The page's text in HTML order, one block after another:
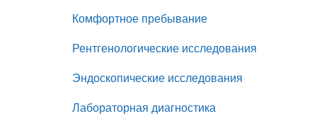
Комфортное пребывание
Рентгенологические исследования
Эндоскопические исследования
Лабораторная диагностика